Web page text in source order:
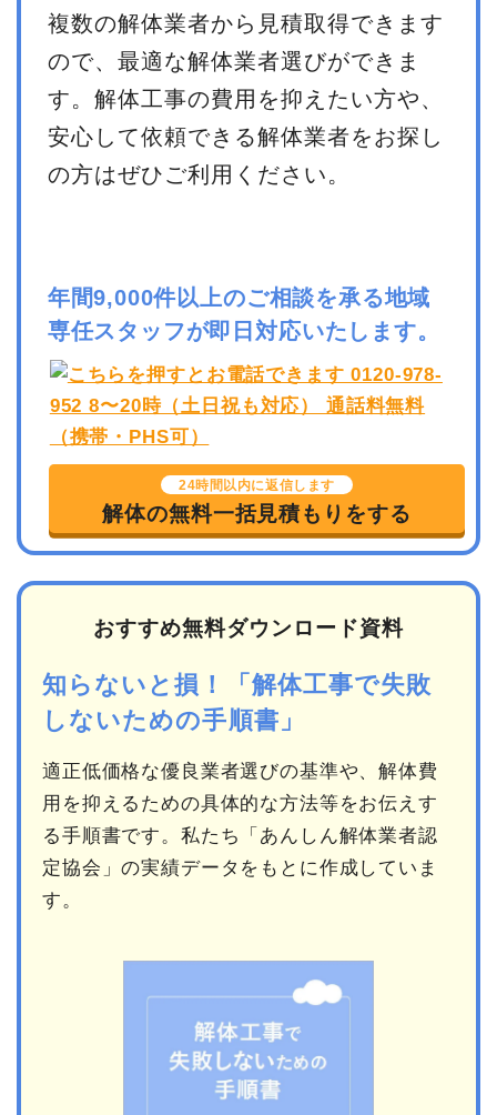
複数の解体業者から見積取得できます
ので、最適な解体業者選びができま
す。解体工事の費用を抑えたい方や、
安心して依頼できる解体業者をお探し
の方はぜひご利用ください。
年間9,000件以上のご相談を承る地域
専任スタッフが即日対応いたします。
24時間以内に返信します
解体の無料一括見積もりをする
おすすめ無料ダウンロード資料
知らないと損！「解体工事で失敗
しないための手順書」
適正低価格な優良業者選びの基準や、解体費
用を抑えるための具体的な方法等をお伝えす
る手順書です。私たち「あんしん解体業者認
定協会」の実績データをもとに作成していま
す。